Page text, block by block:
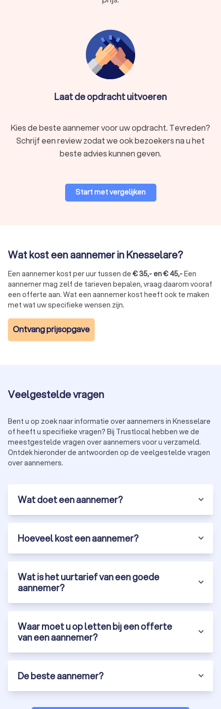
Laat de opdracht uitvoeren
Kies de beste aannemer voor uw opdracht. Tevreden?
Schrijf een review zodat we ook bezoekers na u het
beste advies kunnen geven.
Start met vergelijken
Wat kost een aannemer in Knesselare?
Een aannemer kost per uur tussen de €35,- en€45,-Een
aannemer mag zelf de tarieven bepalen, vraag daarom vooraf
een offerte aan. Wat een aannemer kost heeft ook te maken
met wat uw specifieke wensen zijn.
Ontvang prijsopgave
Veelgestelde vragen
Bent u op zoek naar informatie over aannemers in Knesselare
of heeft u specifieke vragen? Bij Trustlocal hebben we de
meestgestelde vragen over aannemers voor u verzameld.
Ontdek hieronder de antwoorden op de veelgestelde vragen
over aannemers.
Wat doet een aannemer?
Hoeveel kost een aannemer?
Wat is het uurtarief van een goede
aannemer?
Waar moet u op letten bij een offerte
van een aannemer?
De beste aannemer?